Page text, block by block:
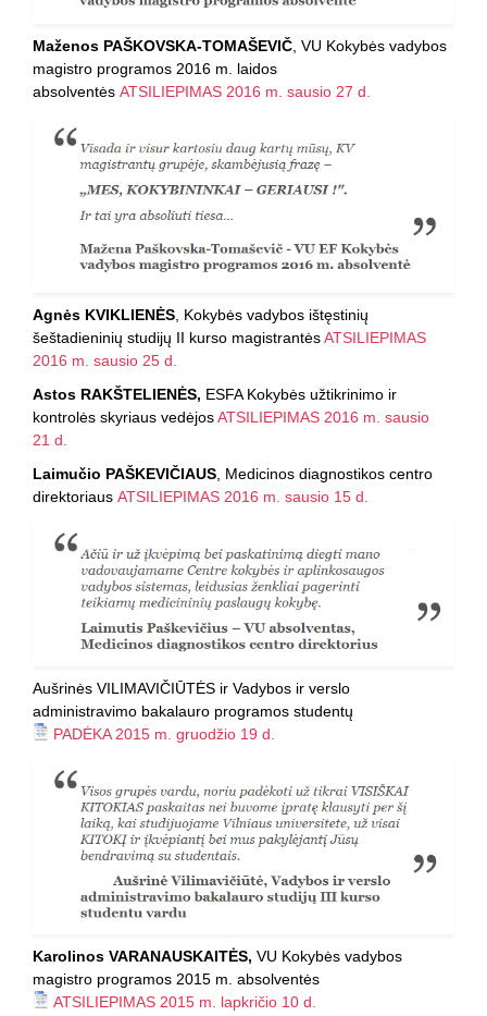
Maženos PAŠKOVSKA-TOMAŠEVIČ , VU Kokybės vadybos
magistro programos 2016 m. laidos
absolventės ATSILIEPIMAS 2016 m. sausio 27 d.
Agnės KVIKLIENĖS , Kokybės vadybos ištęstinių
šeštadieninių studijų II kurso magistrantėsATSILIEPIMAS
2016 m. sausio 25 d.
Astos RAKŠTELIENĖS, ESFA Kokybės užtikrinimo ir
kontrolės skyriaus vedėjosATSILIEPIMAS 2016 m. sausio
21 d.
Laimučio PAŠKEVIČIAUS , Medicinos diagnostikos centro
direktoriaus ATSILIEPIMAS 2016 m. sausio 15 d.
Aušrinės VILIMAVIČIŪTĖS ir Vadybos ir verslo
administravimo bakalauro programos studentų
PADĖKA 2015 m. gruodžio 19 d.
Karolinos VARANAUSKAITĖS, VU Kokybės vadybos
magistro programos 2015 m. absolventės
ATSILIEPIMAS 2015 m. lapkričio 10 d.